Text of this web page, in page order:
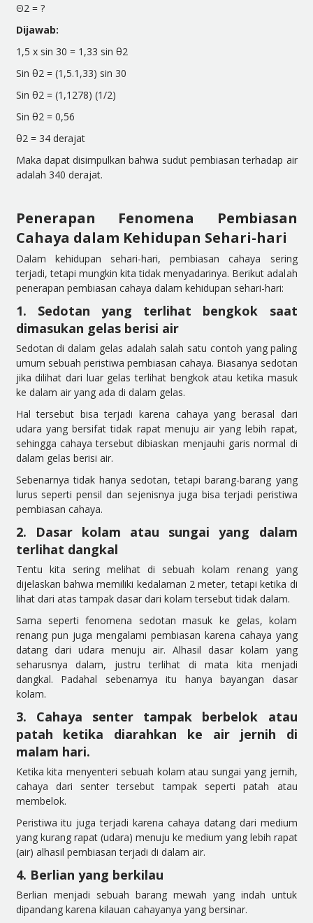
Θ2 = ?
Dijawab:
1,5 x sin 30 = 1,33 sin θ2
Sin θ2= (1,5.1,33) sin 30
Sin θ2= (1,1278) (1/2)
Sin θ2= 0,56
θ2= 34 derajat
Maka dapat disimpulkan bahwa sudut pembiasan terhadap air
adalah 340 derajat.
Penerapan Fenomena Pembiasan
Cahaya dalam Kehidupan Sehari-hari
Dalam kehidupan sehari-hari, pembiasan cahaya sering
terjadi, tetapi mungkin kita tidak menyadarinya. Berikut adalah
penerapan pembiasan cahaya dalam kehidupan sehari-hari:
1. Sedotan yang terlihat bengkok saat
dimasukan gelas berisi air
Sedotan di dalam gelas adalah salah satu contoh yang paling
umum sebuah peristiwa pembiasan cahaya. Biasanya sedotan
jika dilihat dari luar gelas terlihat bengkok atau ketika masuk
ke dalam air yang ada di dalam gelas.
Hal tersebut bisa terjadi karena cahaya yang berasal dari
udara yang bersifat tidak rapat menuju air yang lebih rapat,
sehingga cahaya tersebut dibiaskan menjauhi garis normal di
dalam gelas berisi air.
Sebenarnya tidak hanya sedotan, tetapi barang-barang yang
lurus seperti pensil dan sejenisnya juga bisa terjadi peristiwa
pembiasan cahaya.
2. Dasar kolam atau sungai yang dalam
terlihat dangkal
Tentu kita sering melihat di sebuah kolam renang yang
dijelaskan bahwa memiliki kedalaman 2 meter, tetapi ketika di
lihat dari atas tampak dasar dari kolam tersebut tidak dalam.
Sama seperti fenomena sedotan masuk ke gelas, kolam
renang pun juga mengalami pembiasan karena cahaya yang
datang dari udara menuju air. Alhasil dasar kolam yang
seharusnya dalam, justru terlihat di mata kita menjadi
dangkal. Padahal sebenarnya itu hanya bayangan dasar
kolam.
3. Cahaya senter tampak berbelok atau
patah ketika diarahkan ke air jernih di
malam hari.
Ketika kita menyenteri sebuah kolam atau sungai yang jernih,
cahaya dari senter tersebut tampak seperti patah atau
membelok.
Peristiwa itu juga terjadi karena cahaya datang dari medium
yang kurang rapat (udara) menuju ke medium yang lebih rapat
(air) alhasil pembiasan terjadi di dalam air.
4. Berlian yang berkilau
Berlian menjadi sebuah barang mewah yang indah untuk
dipandang karena kilauan cahayanya yang bersinar.